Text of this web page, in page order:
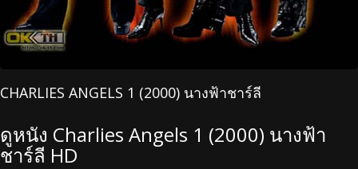
CHARLIES ANGELS 1 (2000) นางฟ้าชาร์ลี
ดูหนัง Charlies Angels 1 (2000) นางฟ้า
ชาร์ลี HD